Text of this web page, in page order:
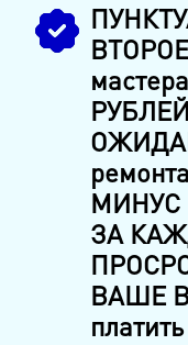
МИНУС
ЗА
ВАШЕ